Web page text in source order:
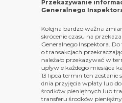
Przekazywanie
Generalnego
Kolejna bardzo ważna
skrócenie czasu na
Generalnego Inspektora.
o transakcjach
należało przekazywać w
upływie każdego miesiąca
13 lipca termin ten zostanie
dnia przyjęcia wpłaty lub
środków pieniężnych lub
transferu środków